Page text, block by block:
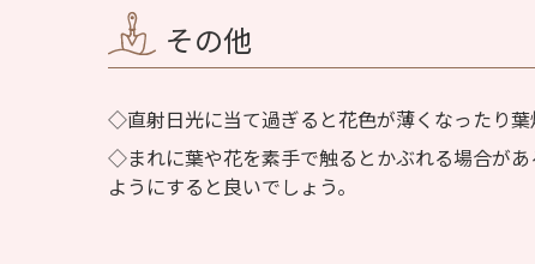
その他
直射日光に当て過ぎると花色が薄くなったり葉
まれに葉や花を素手で触るとかぶれる場合が
ようにすると良いでしょう。